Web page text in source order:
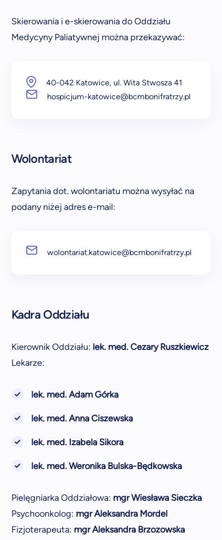
Skierowania i e-skierowania do Oddziału
Medycyny Paliatywnej można przekazywać:
40-042 Katowice, ul. Wita Stwosza 41
hospicjum-katowice@bcmbonifratrzy.pl
Wolontariat
Zapytania dot. wolontariatu można wysyłać na
podany niżej adres e-mail:
wolontariat.katowice@bcmbonifratrzy.pl
Kadra Oddziału
Kierownik Oddziału: lek. med. Cezary Ruszkiewicz
Lekarze:
lek. med. Adam Górka
lek. med. Anna Ciszewska
lek. med. Izabela Sikora
lek. med. Weronika Bulska-Będkowska
Pielęgniarka Oddziałowa: mgr Wiesława Sieczka
Psychoonkolog: mgr Aleksandra Mordel
Fizjoterapeuta: mgr Aleksandra Brzozowska